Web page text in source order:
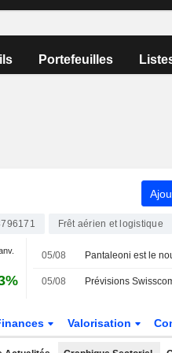
Portefeuilles
Frêt aérien et logistique
05/08
05/08
Valorisation